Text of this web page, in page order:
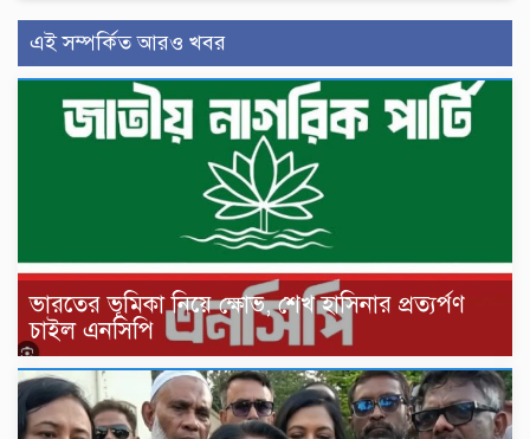
এই সম্পর্কিত আরও খবর
ভারতের ভূমিকা নিয়ে ক্ষোভ, শেখ হাসিনার প্রত্যর্পণ
চাইল এনসিপি